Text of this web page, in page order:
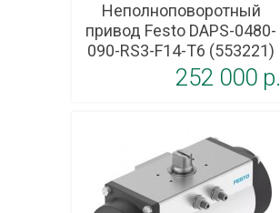
Неполноповоротный
привод Festo DAPS-0480-
090-RS3-F14-T6 (553221)
252 000 p.